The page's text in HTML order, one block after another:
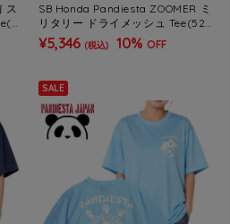
ス
SB Honda Pandiesta ZOOMER ミ
リタリー ドライメッシュ Tee(526
505 MENS/WOMENS）
¥5,346 (税込) 10% OFF
SALE